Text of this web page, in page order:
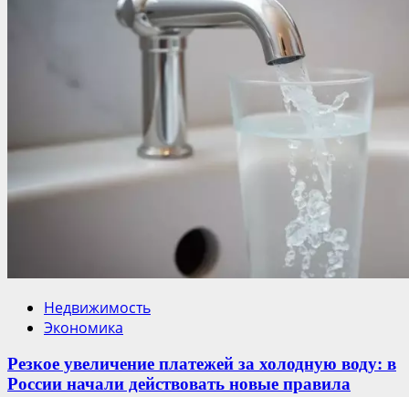
Недвижимость
Экономика
Резкое увеличение платежей за холодную воду: в
России начали действовать новые правила